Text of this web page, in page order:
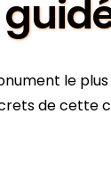
le
de cette